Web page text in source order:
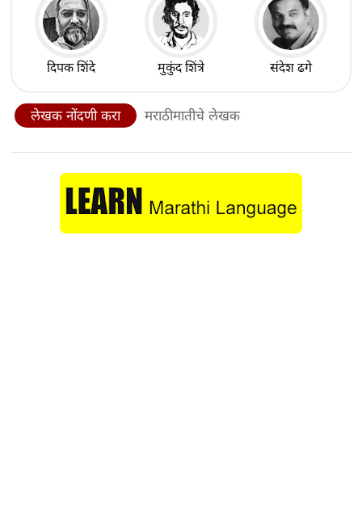
दिपक शिंदे मुकुंद शिंत्रे संदेश ढगे
लेखक नोंदणी करा मराठीमातीचे लेखक